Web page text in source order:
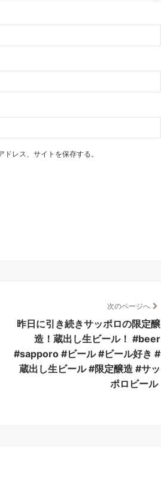
レス、サイトを保存する。
次のページへ
昨日に引き続きサッポロの限定醸
造！蔵出し生ビール！ #beer
#sapporo #ビール #ビール好き #
蔵出し生ビール #限定醸造 #サッ
ポロビール